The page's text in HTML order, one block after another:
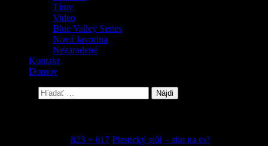
Tímy
Video
Blue Valley Series
Nová Javorina
Nezaradené
Kontakt
Domov
823 × 617 Plastický stôl – ako na to?